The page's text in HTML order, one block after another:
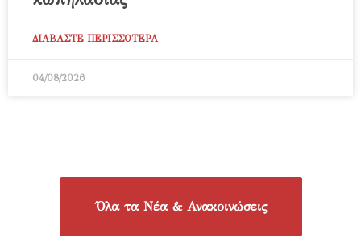
ΔΙΑΒΑΣΤΕ ΠΕΡΙΣΣΟΤΕΡΑ
04/08/2026
Όλα τα Νέα & Ανακοινώσεις